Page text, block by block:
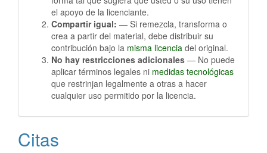
el apoyo de la licenciante.
Compartir igual: — Si remezcla, transforma o
crea a partir del material, debe distribuir su
contribución bajo la misma licencia del original.
No hay restricciones adicionales — No puede
aplicar términos legales ni medidas tecnológicas
que restrinjan legalmente a otras a hacer
cualquier uso permitido por la licencia.
Citas